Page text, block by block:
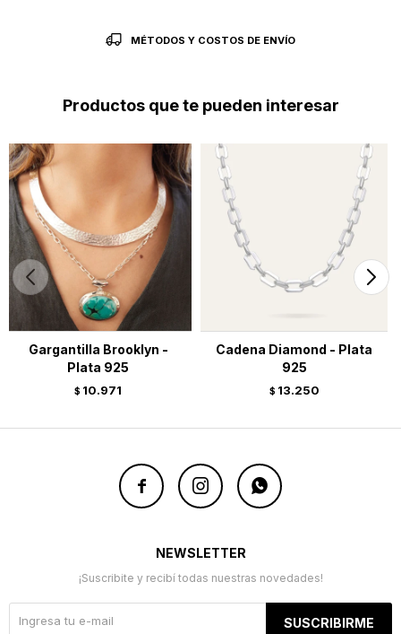
MÉTODOS Y COSTOS DE ENVÍO
Productos que te pueden interesar
Gargantilla Brooklyn -
Plata 925
$ 10.971
Cadena Diamond - Plata
925
$ 13.250
  
NEWSLETTER
¡Suscribite y recibí todas nuestras novedades!
SUSCRIBIRME